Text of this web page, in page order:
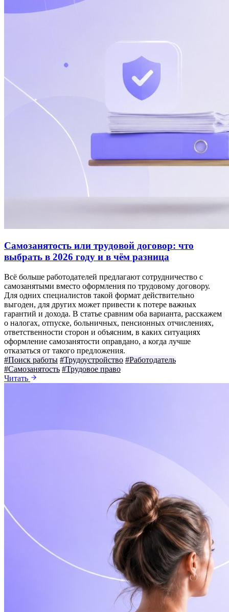
Самозанятость или трудовой договор: что
выбрать в 2026 году и в чём разница
Всё больше работодателей предлагают сотрудничество с
самозанятыми вместо оформления по трудовому договору.
Для одних специалистов такой формат действительно
выгоден, для других может привести к потере важных
гарантий и дохода. В статье сравним оба варианта, расскажем
о налогах, отпуске, больничных, пенсионных отчислениях,
ответственности сторон и объясним, в каких ситуациях
оформление самозанятости оправдано, а когда лучше
отказаться от такого предложения.
#Поиск работы #Трудоустройство #Работодатель
#Самозанятость #Трудовое право
Читать